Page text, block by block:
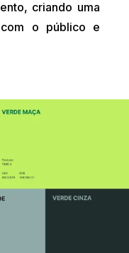
criando uma
com o público e